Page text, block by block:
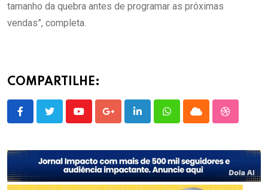
tamanho da quebra antes de programar as próximas
vendas”, completa.
COMPARTILHE:
YoutubeGoogle+LinkedInWhatsappCloud